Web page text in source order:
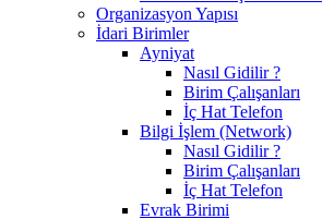
Organizasyon Yapısı
İdari Birimler
Ayniyat
Nasıl Gidilir ?
Birim Çalışanları
İç Hat Telefon
Bilgi İşlem (Network)
Nasıl Gidilir ?
Birim Çalışanları
İç Hat Telefon
Evrak Birimi